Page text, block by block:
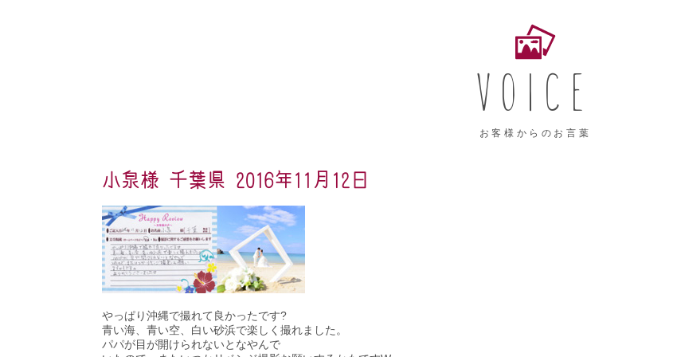
VOICE
お客様からのお言葉
小泉様 千葉県 2016年11月12日
やっぱり沖縄で撮れて良かったです?
青い海、青い空、白い砂浜で楽しく撮れました。
パパが目が開けられないとなやんで